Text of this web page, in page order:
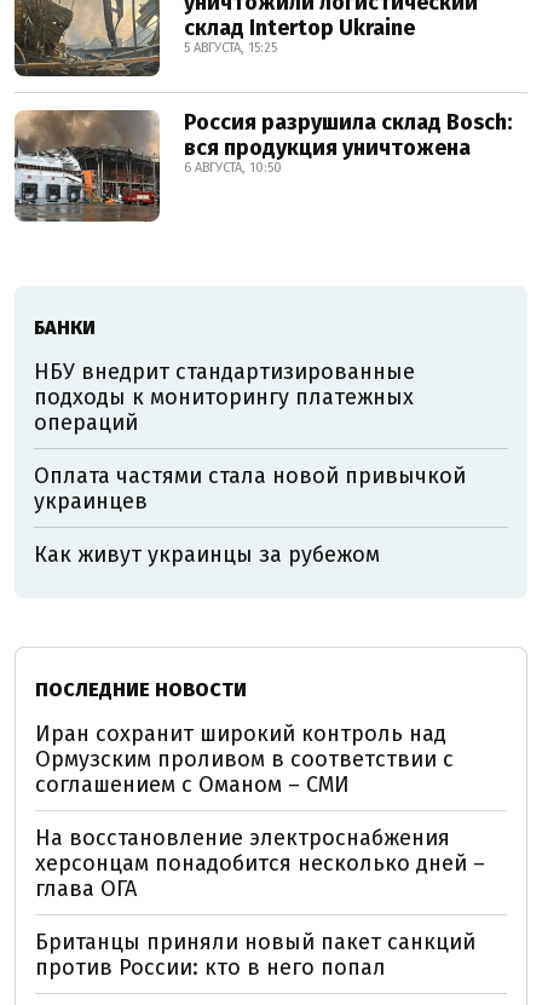
склад Intertop Ukraine
5 АВГУСТА, 15:25
Россия разрушила склад Bosch:
вся продукция уничтожена
6 АВГУСТА, 10:50
БАНКИ
НБУ внедрит стандартизированные
подходы к мониторингу платежных
операций
Оплата частями стала новой привычкой
украинцев
Как живут украинцы за рубежом
ПОСЛЕДНИЕ НОВОСТИ
Иран сохранит широкий контроль над
Ормузским проливом в соответствии с
соглашением с Оманом – СМИ
На восстановление электроснабжения
херсонцам понадобится несколько дней –
глава ОГА
Британцы приняли новый пакет санкций
против России: кто в него попал